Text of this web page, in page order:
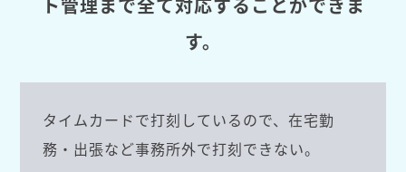
す。
タイムカードで打刻しているので、在宅勤
務・出張など事務所外で打刻できない。